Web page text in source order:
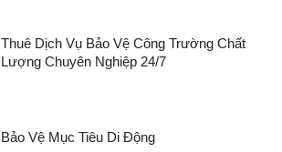
Thuê Dịch Vụ Bảo Vệ Công Trường Chất
Lượng Chuyên Nghiệp 24/7
Bảo Vệ Mục Tiêu Di Động